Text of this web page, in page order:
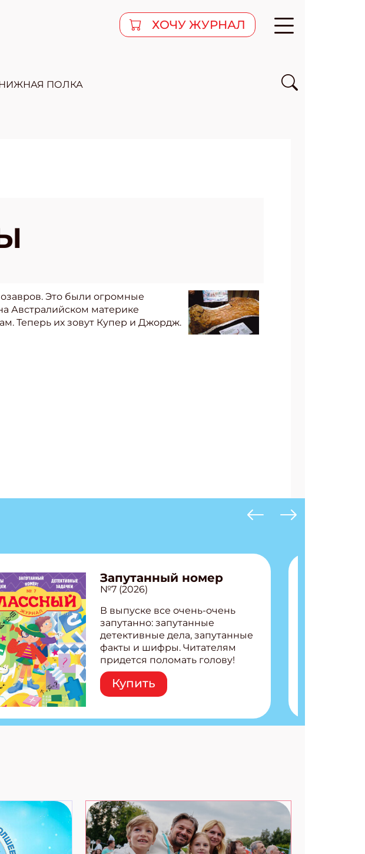
ХОЧУ ЖУРНАЛ
ПОЛКА
Это были огромные
Австралийском материке
Теперь их зовут Купер и Джордж.
Запутанный номер
№7 (2026)
В выпуске все очень-очень
запутанно: запутанные
детективные дела, запутанные
факты и шифры. Читателям
придется поломать голову!
Внутри: Шифры и
расшифровки Плетем
запутанные поделки
Ищем коды 3 комикса
Купить